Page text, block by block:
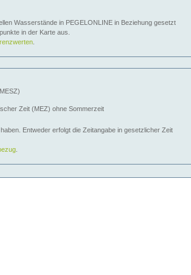
Wasserstände in PEGELONLINE in Beziehung gesetzt
in der Karte aus.
Zeit (MEZ) ohne Sommerzeit
Entweder erfolgt die Zeitangabe in gesetzlicher Zeit